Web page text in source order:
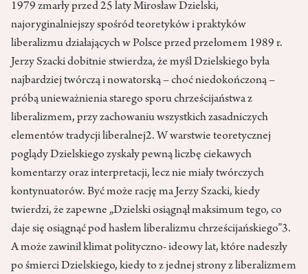
1979 zmarły przed 25 laty Mirosław Dzielski,
najoryginalniejszy spośród teoretyków i praktyków
liberalizmu działających w Polsce przed przełomem 1989 r.
Jerzy Szacki dobitnie stwierdza, że myśl Dzielskiego była
najbardziej twórczą i nowatorską – choć niedokończoną –
próbą unieważnienia starego sporu chrześcijaństwa z
liberalizmem, przy zachowaniu wszystkich zasadniczych
elementów tradycji liberalnej2. W warstwie teoretycznej
poglądy Dzielskiego zyskały pewną liczbę ciekawych
komentarzy oraz interpretacji, lecz nie miały twórczych
kontynuatorów. Być może rację ma Jerzy Szacki, kiedy
twierdzi, że zapewne „Dzielski osiągnął maksimum tego, co
daje się osiągnąć pod hasłem liberalizmu chrześcijańskiego”3.
A może zawinił klimat polityczno- ideowy lat, które nadeszły
po śmierci Dzielskiego, kiedy to z jednej strony z liberalizmem